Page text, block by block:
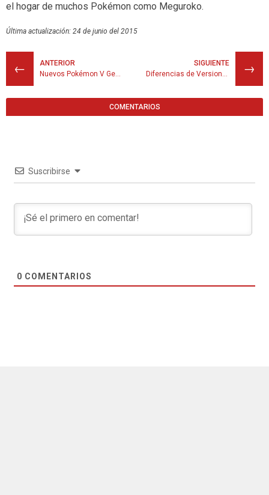
el hogar de muchos Pokémon como Meguroko.
Última actualización: 24 de junio del 2015
←
ANTERIOR
Nuevos Pokémon V Generación
→
SIGUIENTE
Diferencias de Versiones – Áreas
COMENTARIOS
Suscribirse
0 COMENTARIOS